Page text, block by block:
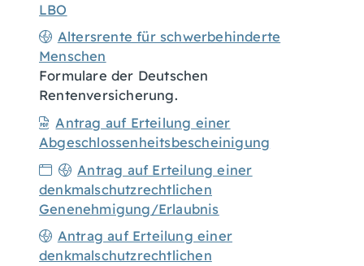
LBO
Altersrente für schwerbehinderte
Menschen
Formulare der Deutschen
Rentenversicherung.
Antrag auf Erteilung einer
Abgeschlossenheitsbescheinigung
Antrag auf Erteilung einer
denkmalschutzrechtlichen
Genenehmigung/Erlaubnis
Antrag auf Erteilung einer
denkmalschutzrechtlichen